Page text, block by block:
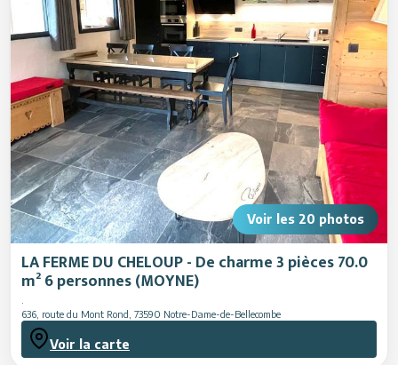
Services
Voir les 20 photos
LA FERME DU CHELOUP - De charme 3 pièces 70.0
m² 6 personnes (MOYNE)
636, route du Mont Rond 73590 Notre-Dame-de-Bellecombe
Voir la carte